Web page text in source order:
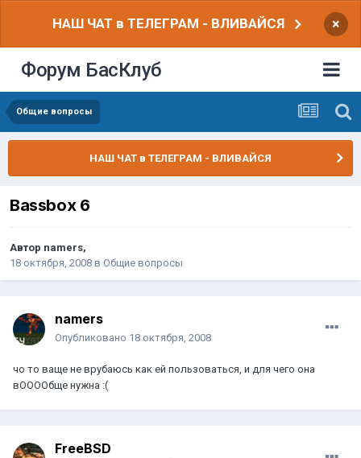
НАШ ЧАТ в ТЕЛЕГРАМ - ВЛИВАЙСЯ ×
Форум БасКлуб
Общие вопросы
НАШ ЧАТ в ТЕЛЕГРАМ - ВЛИВАЙСЯ
Bassbox 6
Автор namers,
18 октября, 2008 в Общие вопросы
namers
Опубликовано 18 октября, 2008
чо то ваще не врубаюсь как ей пользоваться, и для чего она
вООООбще нужна :(
FreeBSD